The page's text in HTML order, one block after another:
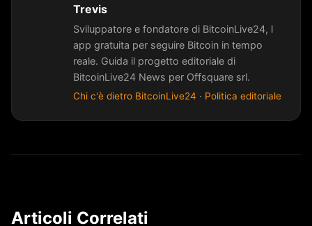
Trevis
Sviluppatore e fondatore di BitcoinLive24, l
app gratuita per seguire Bitcoin in tempo
reale. Guida il progetto editoriale di
BitcoinLive24 News per Offsquare srl.
Chi c'è dietro BitcoinLive24 · Politica editoriale
Articoli Correlati